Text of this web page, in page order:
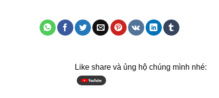
Like share và ủng hộ chúng mình nhé: